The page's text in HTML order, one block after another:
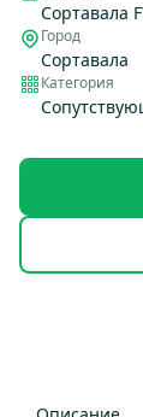
Сортавала
Город
Сортавала
Категория